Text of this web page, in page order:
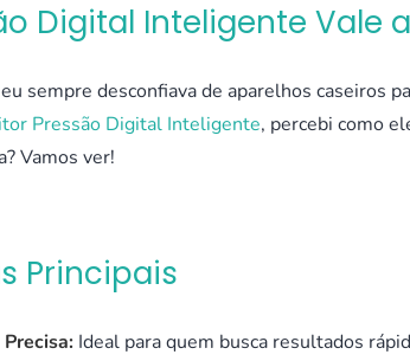
Digital Inteligente Vale
sempre desconfiava de aparelhos caseiros
Pressão Digital Inteligente, percebi como
Vamos ver!
Principais
Ideal para quem busca resultados